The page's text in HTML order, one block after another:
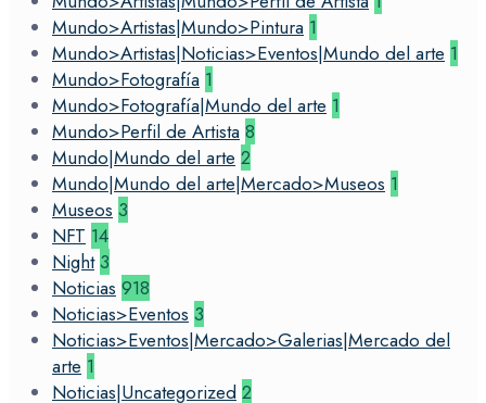
Mundo>Artistas|Mundo>Pintura 1
Mundo>Artistas|Noticias>Eventos|Mundo del arte 1
Mundo>Fotografía 1
Mundo>Fotografía|Mundo del arte 1
Mundo>Perfil de Artista 8
Mundo|Mundo del arte 2
Mundo|Mundo del arte|Mercado>Museos 1
Museos 3
NFT 14
Night 3
Noticias 918
Noticias>Eventos 3
Noticias>Eventos|Mercado>Galerias|Mercado del
arte 1
Noticias|Uncategorized 2